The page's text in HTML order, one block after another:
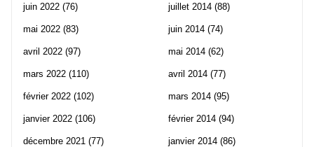
juin 2022 (76)
mai 2022 (83)
avril 2022 (97)
mars 2022 (110)
février 2022 (102)
janvier 2022 (106)
décembre 2021 (77)
juillet 2014 (88)
juin 2014 (74)
mai 2014 (62)
avril 2014 (77)
mars 2014 (95)
février 2014 (94)
janvier 2014 (86)